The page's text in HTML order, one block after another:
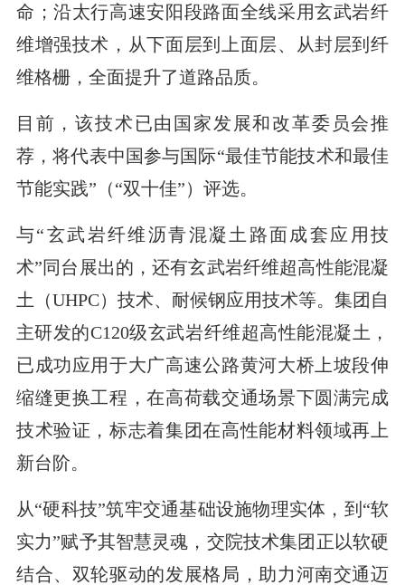
命；沿太行高速安阳段路面全线采用玄武岩纤
维增强技术，从下面层到上面层、从封层到纤
维格栅，全面提升了道路品质。
目前，该技术已由国家发展和改革委员会推
荐，将代表中国参与国际“最佳节能技术和最佳
节能实践”（“双十佳”）评选。
与“玄武岩纤维沥青混凝土路面成套应用技
术”同台展出的，还有玄武岩纤维超高性能混凝
土（UHPC）技术、耐候钢应用技术等。集团自
主研发的C120级玄武岩纤维超高性能混凝土，
已成功应用于大广高速公路黄河大桥上坡段伸
缩缝更换工程，在高荷载交通场景下圆满完成
技术验证，标志着集团在高性能材料领域再上
新台阶。
从“硬科技”筑牢交通基础设施物理实体，到“软
实力”赋予其智慧灵魂，交院技术集团正以软硬
结合、双轮驱动的发展格局，助力河南交通迈